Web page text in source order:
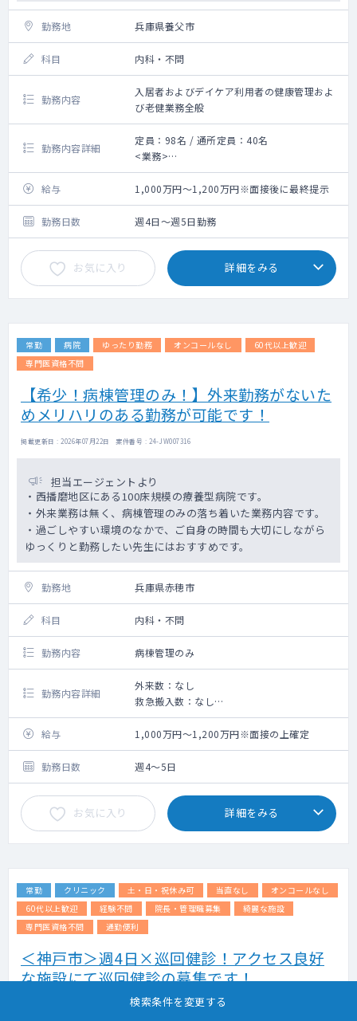
勤務地 兵庫県養父市
科目 内科・不問
勤務内容
入居者およびデイケア利用者の健康管理およ
び老健業務全般
勤務内容詳細
定員：98名 / 通所定員：40名
<業務>
利用者（入所・通所）の健康管理
・診察、リハビリ会議、
※判定会議、管理会議、書類作成、委員会等
老健業務全般
■施設分類 ：病院併設
■オンコール：無
給与 1,000万円～1,200万円※面接後に最終提示
勤務日数 週4日～週5日勤務
お気に入り 詳細をみる
常勤 病院 ゆったり勤務 オンコールなし
60代以上歓迎
専門医資格不問
【希少！病棟管理のみ！】外来勤務がないた
めメリハリのある勤務が可能です！
掲載更新日 : 2026年07月22日 案件番号 : 24-JW007316
担当エージェントより
・西播磨地区にある100床規模の療養型病院です。
・外来業務は無く、病棟管理のみの落ち着いた業務内容です。
・過ごしやすい環境のなかで、ご自身の時間も大切にしながら
ゆっくりと勤務したい先生にはおすすめです。
勤務地 兵庫県赤穂市
科目 内科・不問
勤務内容 病棟管理のみ
勤務内容詳細
外来数：なし
救急搬入数：なし
《病棟管理》
・受け持ち患者数：30名～40名程度
主治医として担当患者への処置や看取りが主
な業務となります。
《外来》
・原則外来業務はなし
給与 1,000万円～1,200万円※面接の上確定
勤務日数 週4～5日
お気に入り 詳細をみる
常勤 クリニック 土・日・祝休み可 当直なし
オンコールなし
60代以上歓迎
経験不問 院長・管理職募集
綺麗な施設
専門医資格不問
通勤便利
＜神戸市＞週4日×巡回健診！アクセス良好
な施設にて巡回健診の募集です！
掲載更新日 : 2026年07月22日 案件番号 : 25-JW307604
検索条件を変更する